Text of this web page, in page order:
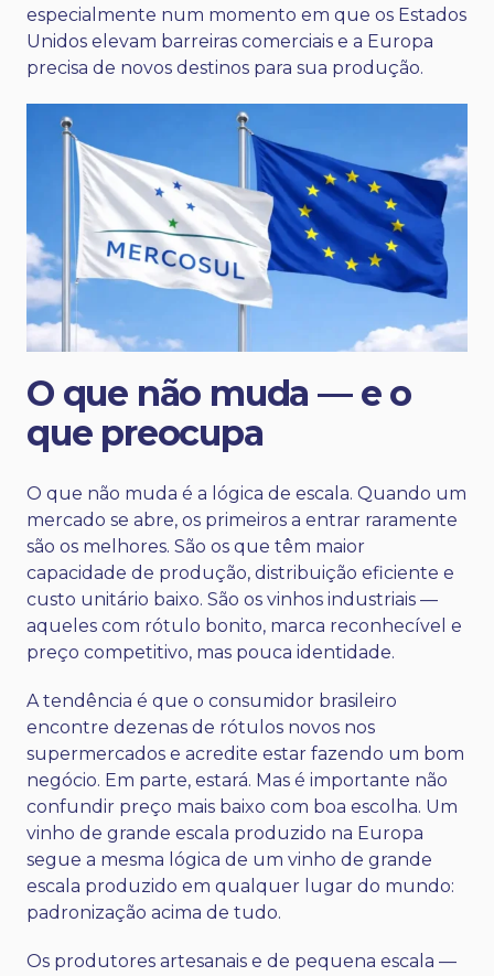
especialmente num momento em que os Estados
Unidos elevam barreiras comerciais e a Europa
precisa de novos destinos para sua produção.
O que não muda — e o
que preocupa
O que não muda é a lógica de escala. Quando um
mercado se abre, os primeiros a entrar raramente
são os melhores. São os que têm maior
capacidade de produção, distribuição eficiente e
custo unitário baixo. São os vinhos industriais —
aqueles com rótulo bonito, marca reconhecível e
preço competitivo, mas pouca identidade.
A tendência é que o consumidor brasileiro
encontre dezenas de rótulos novos nos
supermercados e acredite estar fazendo um bom
negócio. Em parte, estará. Mas é importante não
confundir preço mais baixo com boa escolha. Um
vinho de grande escala produzido na Europa
segue a mesma lógica de um vinho de grande
escala produzido em qualquer lugar do mundo:
padronização acima de tudo.
Os produtores artesanais e de pequena escala —